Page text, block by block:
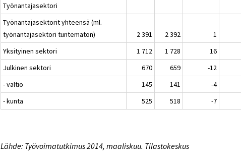
Työnantajasektori
Työnantajasektorit yhteensä (ml.
työnantajasektori tuntematon)
2 391 2 392 1
Yksityinen sektori
1 712 1 728 16
Julkinen sektori
670 659 -12
- valtio
145 141 -4
- kunta
525 518 -7
Lähde: Työvoimatutkimus 2014, maaliskuu. Tilastokeskus